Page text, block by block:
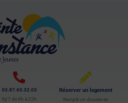
03.87.63.32.03
6j/7 de 8h à 22h
Réserver un logement
Remplir un dossier en